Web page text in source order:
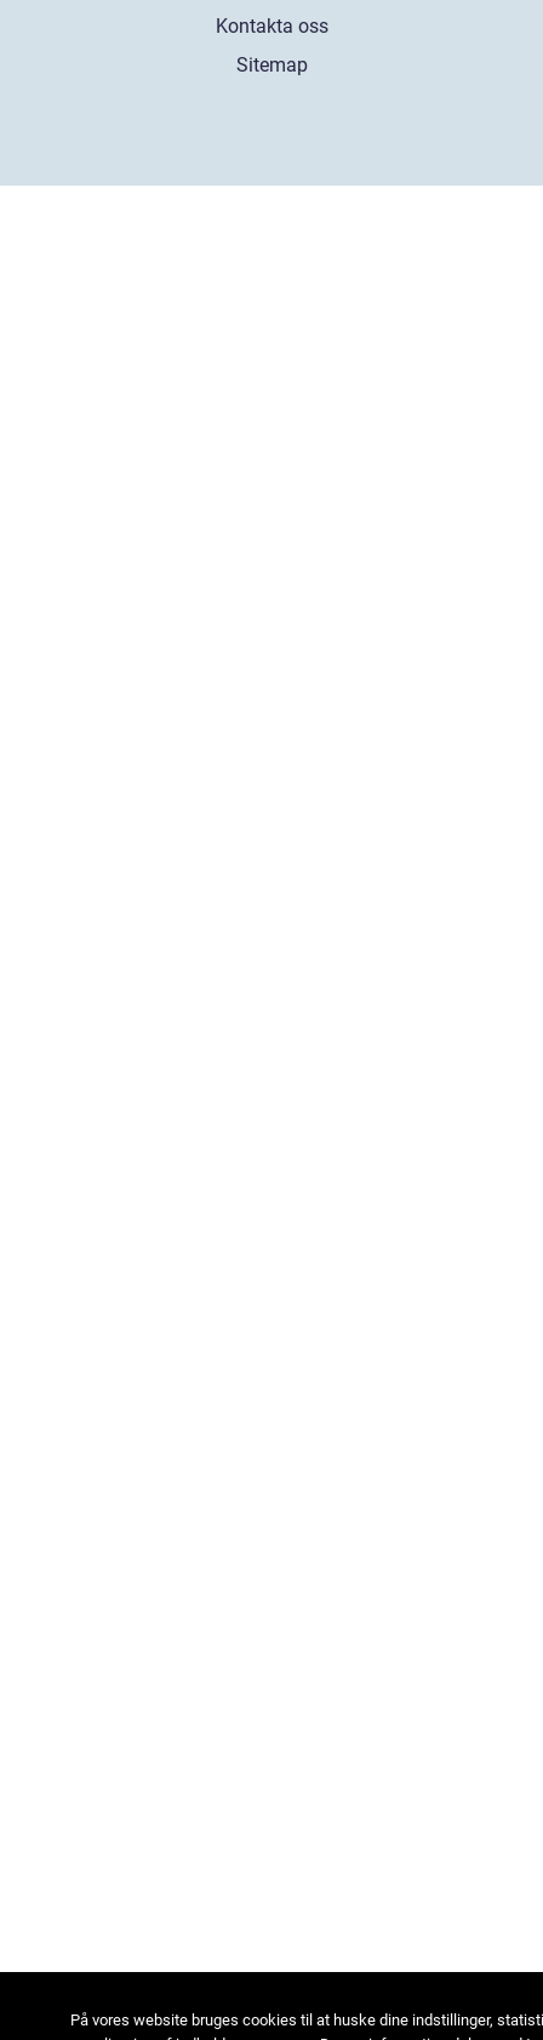
Kontakta oss
Sitemap
På vores website bruges cookies til at huske dine indstillinger,